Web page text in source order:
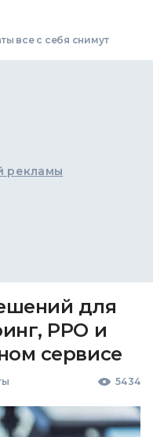
все с себя снимут
рекламы
для
РРО и
сервисе
5434